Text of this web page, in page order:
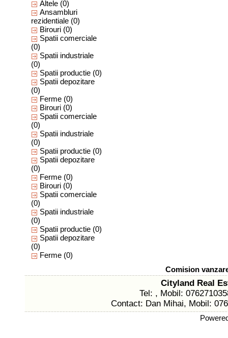
Altele (0)
Ansambluri
rezidentiale (0)
Birouri (0)
Spatii comerciale
(0)
Spatii industriale
(0)
Spatii productie (0)
Spatii depozitare
(0)
Ferme (0)
Birouri (0)
Spatii comerciale
(0)
Spatii industriale
(0)
Spatii productie (0)
Spatii depozitare
(0)
Ferme (0)
Birouri (0)
Spatii comerciale
(0)
Spatii industriale
(0)
Spatii productie (0)
Spatii depozitare
(0)
Ferme (0)
Comision
Cityland Real
Tel: , Mobil:
Contact: Dan Mihai, Mobil: